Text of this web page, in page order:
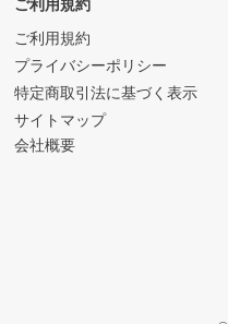
ご利用規約
ご利用規約
プライバシーポリシー
特定商取引法に基づく表示
サイトマップ
会社概要